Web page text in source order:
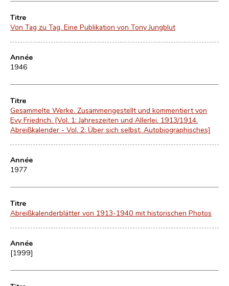
Titre
Von Tag zu Tag. Eine Publikation von Tony Jungblut
Année
1946
Titre
Gesammelte Werke. Zusammengestellt und kommentiert von
Evy Friedrich. [Vol. 1: Jahreszeiten und Allerlei. 1913/1914.
Abreißkalender - Vol. 2: Über sich selbst. Autobiographisches]
Année
1977
Titre
Abreißkalenderblätter von 1913-1940 mit historischen Photos
Année
[1999]